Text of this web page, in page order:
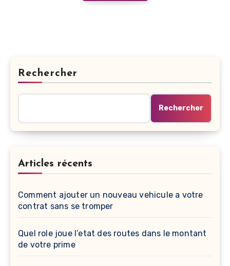
Rechercher
Rechercher
Articles récents
Comment ajouter un nouveau vehicule a votre
contrat sans se tromper
Quel role joue l’etat des routes dans le montant
de votre prime